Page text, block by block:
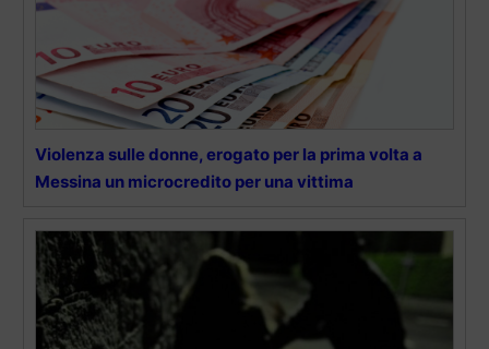
Violenza sulle donne, erogato per la prima volta a
Messina un microcredito per una vittima